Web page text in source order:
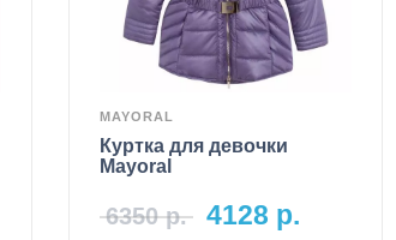
MAYORAL
Куртка для девочки
Mayoral
6350р. 4128 р.